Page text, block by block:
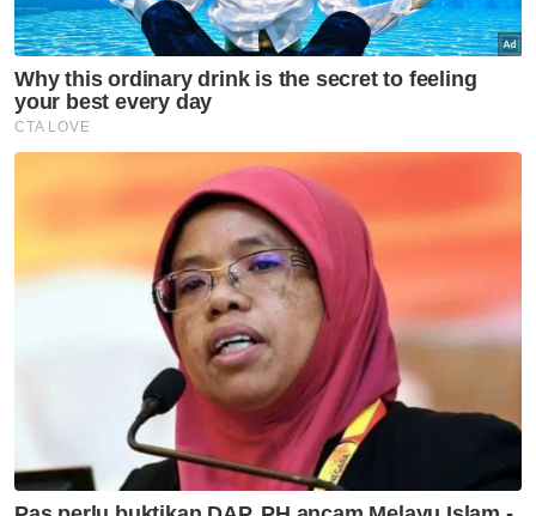
lapangan terbang selepas enam bulan
risikan, yang membawa kepada serbuan
besar-besaran serta penahanan puluhan
pegawai penguat kuasa dengan rampasan
melebihi RM9 juta melibatkan emas,
kenderaan mewah dan wang tunai.
Kata beliau lagi, SPRM turut memberi
tumpuan kepada kes grand corruption dan
pemulihan aset negara, termasuk kejayaan
memulihkan sekitar RM31 bilion atau 70
peratus dana 1MDB, menjadikannya antara
kadar pemulihan aset tertinggi di dunia.
Selain itu, siasatan turut melibatkan kes Jana
Wibawa yang menggunakan analisis aliran
tunai bagi mengesan penyelewengan dana